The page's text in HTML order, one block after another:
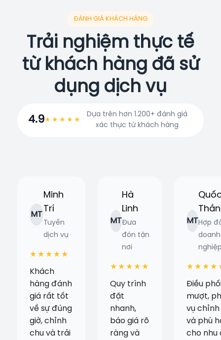
ĐÁNH GIÁ KHÁCH HÀNG
Trải nghiệm thực tế
từ khách hàng đã sử
dụng dịch vụ
4.9★★★★★
Dựa trên hơn 1.200+ đánh giá
xác thực từ khách hàng
MT
Minh
Trí
Tuyến
dịch vụ
★★★★★
Khách
hàng đánh
giá rất tốt
về sự đúng
giờ, chỉnh
chu và trải
MT
Hà
Linh
Đưa
đón tận
nơi
★★★★★
Quy trình
đặt
nhanh,
báo giá rõ
ràng và
MTHợp
doanh
Điều
mượt,
vụ chỉnh
và phù
cho nhu